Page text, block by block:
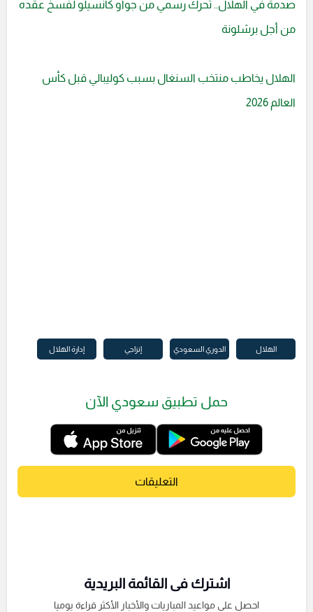
صدمة في الهلال.. تحرك رسمي من جواو كانسيلو لفسخ عقده
من أجل برشلونة
الهلال يخاطب منتخب السنغال بسبب كوليبالي قبل كأس
العالم 2026
الهلال الدوري السعودي إنزاجي إدارة الهلال
حمل تطبيق سعودي الآن
التعليقات
اشترك فى القائمة البريدية
احصل على مواعيد المباريات والأخبار الأكثر قراءة يوميا